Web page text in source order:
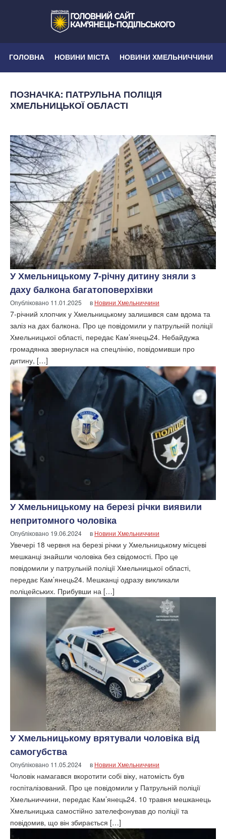
ГОЛОВНА НОВИНИ МІСТА НОВИНИ ХМЕЛЬНИЧЧИНИ
ПОЗНАЧКА: ПАТРУЛЬНА ПОЛІЦІЯ
ХМЕЛЬНИЦЬКОЇ ОБЛАСТІ
У Хмельницькому 7-річну дитину зняли з
даху балкона багатоповерхівки
Опубліковано 11.01.2025 в Новини Хмельниччини
7-річний хлопчик у Хмельницькому залишився сам вдома та
заліз на дах балкона. Про це повідомили у патрульній поліції
Хмельницької області, передає Кам’янець24. Небайдужа
громадянка звернулася на спецлінію, повідомивши про
дитину, […]
У Хмельницькому на березі річки виявили
непритомного чоловіка
Опубліковано 19.06.2024 в Новини Хмельниччини
Увечері 18 червня на березі річки у Хмельницькому місцеві
мешканці знайшли чоловіка без свідомості. Про це
повідомили у патрульній поліції Хмельницької області,
передає Кам’янець24. Мешканці одразу викликали
поліцейських. Прибувши на […]
У Хмельницькому врятували чоловіка від
самогубства
Опубліковано 11.05.2024 в Новини Хмельниччини
Чоловік намагався вкоротити собі віку, натомість був
госпіталізований. Про це повідомили у Патрульній поліції
Хмельниччини, передає Кам’янець24. 10 травня мешканець
Хмельницька самостійно зателефонував до поліції та
повідомив, що він збирається […]